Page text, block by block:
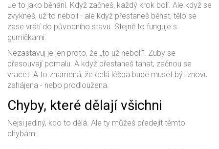
Je to jako běhání. Když začneš, každý krok bolí. Ale když se
zvykneš, už to nebolí - ale když přestaneš běhat, tělo se
zase vrátí do původního stavu. Stejně to funguje s
gumičkami.
Nezastavuj je jen proto, že „to už nebolí“. Zuby se
přesouvají pomalu. A když přestaneš tahat, začnou se
vracet. A to znamená, že celá léčba bude muset být znovu
zahájena - nebo prodloužena.
Chyby, které dělají všichni
Nejsi jediný, kdo to dělá. Ale ty můžeš předejít těmto
chybám: